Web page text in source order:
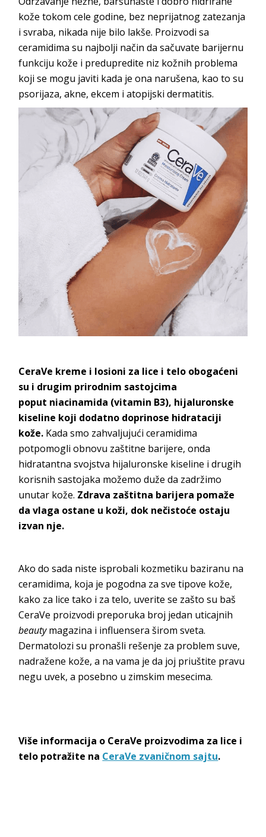
kože tokom cele godine, bez neprijatnog zatezanja
i svraba, nikada nije bilo lakše. Proizvodi sa
ceramidima su najbolji način da sačuvate barijernu
funkciju kože i predupredite niz kožnih problema
koji se mogu javiti kada je ona narušena, kao to su
psorijaza, akne, ekcem i atopijski dermatitis.
CeraVe kreme i losioni za lice i telo obogaćeni
su i drugim prirodnim sastojcima
poput niacinamida (vitamin B3), hijaluronske
kiseline koji dodatno doprinose hidrataciji
kože. Kada smo zahvaljujući ceramidima
potpomogli obnovu zaštitne barijere, onda
hidratantna svojstva hijaluronske kiseline i drugih
korisnih sastojaka možemo duže da zadržimo
unutar kože. Zdrava zaštitna barijera pomaže
da vlaga ostane u koži, dok nečistoće ostaju
izvan nje.
Ako do sada niste isprobali kozmetiku baziranu na
ceramidima, koja je pogodna za sve tipove kože,
kako za lice tako i za telo, uverite se zašto su baš
CeraVe proizvodi preporuka broj jedan uticajnih
beautymagazina i influensera širom sveta.
Dermatolozi su pronašli rešenje za problem suve,
nadražene kože, a na vama je da joj priuštite pravu
negu uvek, a posebno u zimskim mesecima.
Više informacija o CeraVe proizvodima za lice i
telo potražite na CeraVe zvaničnom sajtu.